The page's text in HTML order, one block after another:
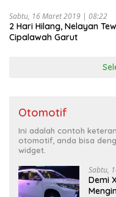
Sabtu, 16 Maret 2019 | 08:22
2 Hari Hilang, Nelayan
Cipalawah Garut
Otomotif
Ini adalah contoh
otomotif, anda bisa
widget.
Sabtu,
Demi